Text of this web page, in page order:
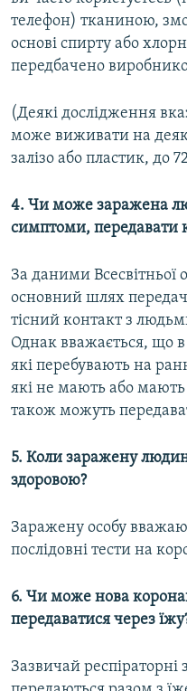
телефон) тканиною,
основі спирту або
передбачено
(Деякі дослідження
може виживати на
залізо або пластик, до
4. Чи може заражена
симптоми, передавати
За даними Всесвітньої
основний шлях
тісний контакт з
Однак вважається, що
які перебувають на
які не мають або
також можуть
5. Коли заражену
здоровою?
Заражену особу
послідовні тести на
6. Чи може нова
передаватися через
Зазвичай